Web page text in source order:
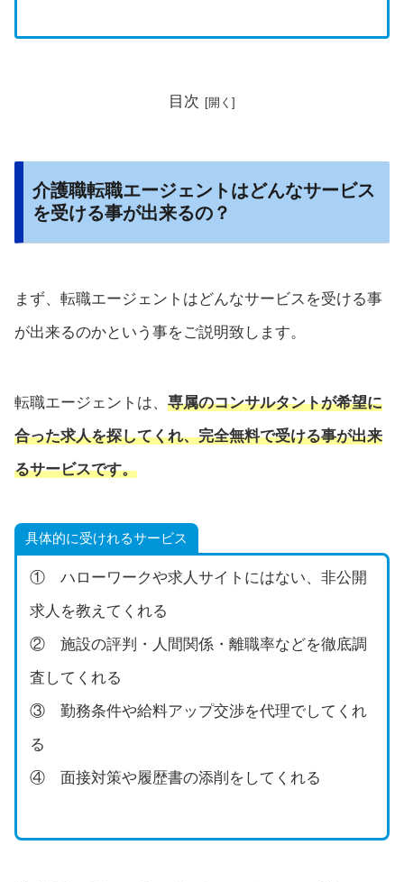
目次
介護職転職エージェントはどんなサービス
を受ける事が出来るの？
まず、転職エージェントはどんなサービスを受ける事
が出来るのかという事をご説明致します。
転職エージェントは、 専属のコンサルタントが希望に
合った求人を探してくれ、完全無料で受ける事が出来
るサービスです。
具体的に受けれるサービス
① ハローワークや求人サイトにはない、非公開
求人を教えてくれる
② 施設の評判・人間関係・離職率などを徹底調
査してくれる
③ 勤務条件や給料アップ交渉を代理でしてくれ
る
④ 面接対策や履歴書の添削をしてくれる